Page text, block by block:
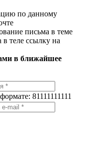
по данному
письма в теме
в теле ссылку на
в ближайшее
81111111111